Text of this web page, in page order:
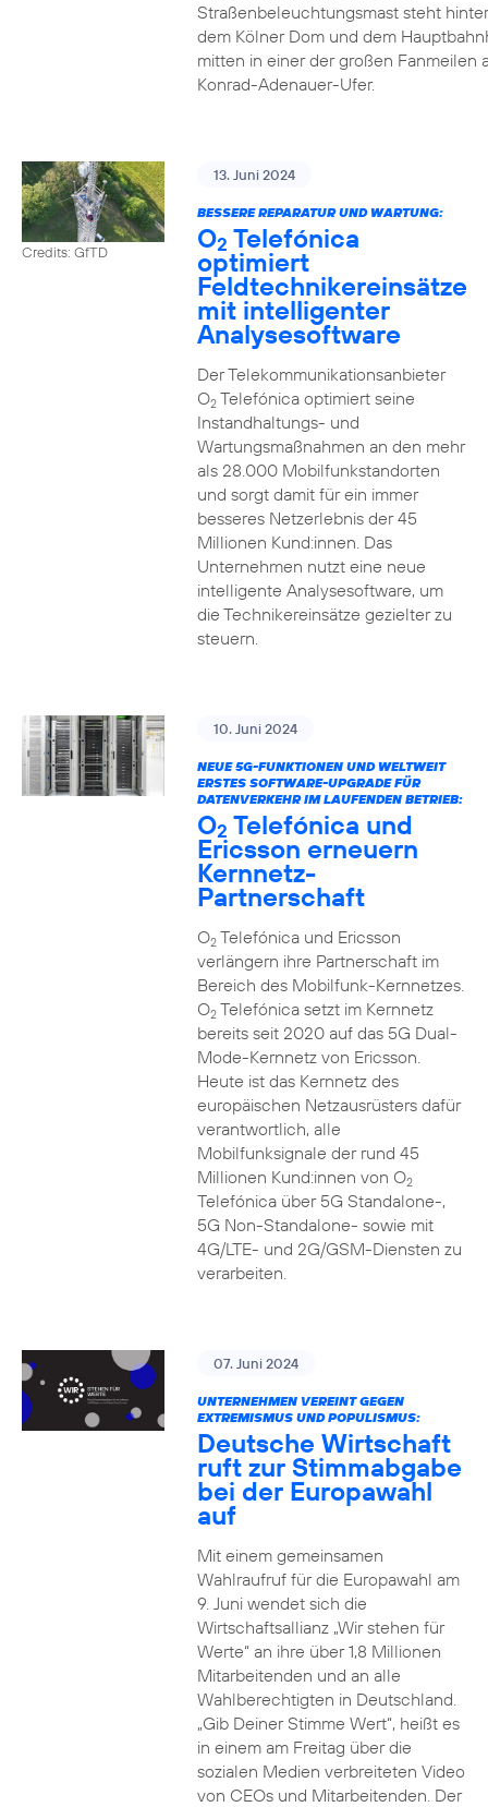
Straßenbeleuchtungsmast steht hinter
dem Kölner Dom und dem
mitten in einer der großen Fanmeilen
Konrad-Adenauer-Ufer.
Credits: GfTD
13. Juni 2024
BESSERE REPARATUR UND WARTUNG:
O2 Telefónica
optimiert
Feldtechnikereinsätze
mit intelligenter
Analysesoftware
Der Telekommunikationsanbieter
O2Telefónica optimiert seine
Instandhaltungs- und
Wartungsmaßnahmen an den mehr
als 28.000 Mobilfunkstandorten
und sorgt damit für ein immer
besseres Netzerlebnis der 45
Millionen Kund:innen. Das
Unternehmen nutzt eine neue
intelligente Analysesoftware, um
die Technikereinsätze gezielter zu
steuern.
10. Juni 2024
NEUE 5G-FUNKTIONEN UND WELTWEIT
ERSTES SOFTWARE-UPGRADE FÜR
DATENVERKEHR IM LAUFENDEN BETRIEB:
O2 Telefónica und
Ericsson erneuern
Kernnetz-
Partnerschaft
O2Telefónica und Ericsson
verlängern ihre Partnerschaft im
Bereich des Mobilfunk-Kernnetzes.
O2Telefónica setzt im Kernnetz
bereits seit 2020 auf das 5G Dual-
Mode-Kernnetz von Ericsson.
Heute ist das Kernnetz des
europäischen Netzausrüsters dafür
verantwortlich, alle
Mobilfunksignale der rund 45
Millionen Kund:innen von O2
Telefónica über 5G Standalone-,
5G Non-Standalone- sowie mit
4G/LTE- und 2G/GSM-Diensten zu
verarbeiten.
07. Juni 2024
UNTERNEHMEN VEREINT GEGEN
EXTREMISMUS UND POPULISMUS:
Deutsche Wirtschaft
ruft zur Stimmabgabe
bei der Europawahl
auf
Mit einem gemeinsamen
Wahlraufruf für die Europawahl am
9. Juni wendet sich die
Wirtschaftsallianz „Wir stehen für
Werte“ an ihre über 1,8 Millionen
Mitarbeitenden und an alle
Wahlberechtigten in Deutschland.
„Gib Deiner Stimme Wert“, heißt es
in einem am Freitag über die
sozialen Medien verbreiteten Video
von CEOs und Mitarbeitenden. Der